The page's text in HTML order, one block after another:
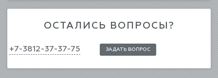
ОСТАЛИСЬ ВОПРОСЫ?
+7-3812-37-37-75 ЗАДАТЬ ВОПРОС